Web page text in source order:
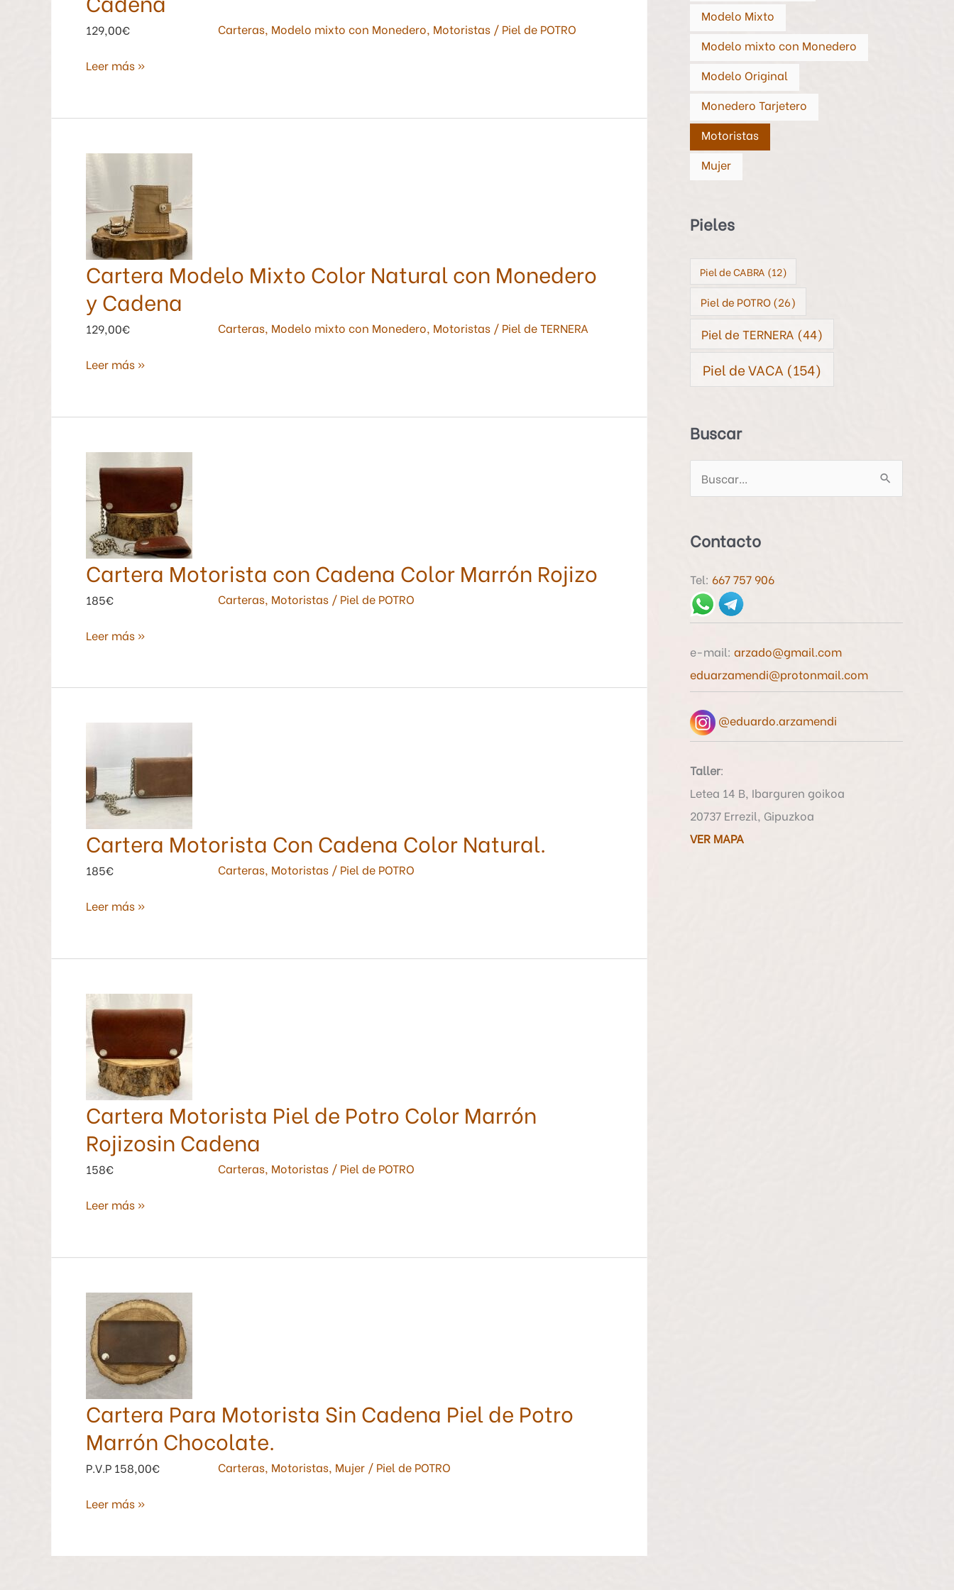
Carteras, Modelo mixto con Monedero, Motoristas/ Piel de POTRO
129,00€
Leer más »
Cartera Modelo Mixto Color Natural con Monedero
y Cadena
Carteras, Modelo mixto con Monedero, Motoristas/ Piel de TERNERA
129,00€
Cartera
Mixto
Color
Natural
con
Monedero
Cadena
Leer más »
Cartera Motorista con Cadena Color Marrón Rojizo
Carteras, Motoristas/ Piel de POTRO
185€
Motorista
con
Cadena
Color
Marrón
Rojizo
Leer más »
Cartera Motorista Con Cadena Color Natural.
Carteras, Motoristas/ Piel de POTRO
185€
Con
Cadena
Color
Leer más »
Cartera Motorista Piel de Potro Color Marrón
Rojizosin Cadena
Carteras, Motoristas/ Piel de POTRO
158€
Cartera
Motorista
Piel
de
Potro
Color
Marrón
Cadena
Leer más »
Cartera Para Motorista Sin Cadena Piel de Potro
Marrón Chocolate.
Carteras, Motoristas, Mujer/ Piel de POTRO
P.V.P 158,00€
Cartera
Para
Motorista
Sin
Cadena
de
Marrón
Chocolate.
Leer más »
Modelo Mixto
Modelo mixto con Monedero
Modelo Original
Monedero Tarjetero
Motoristas
Mujer
Pieles
Piel de CABRA (12)
Piel de POTRO(26)
Piel de TERNERA (44)
Piel de VACA (154)
Buscar
c
r
p
r
:
Contacto
Tel: 667 757 906
e-mail: arzado@gmail.com
eduarzamendi@protonmail.com
@eduardo.arzamendi
Taller:
Letea 14 B, Ibarguren goikoa
20737 Errezil, Gipuzkoa
VER MAPA